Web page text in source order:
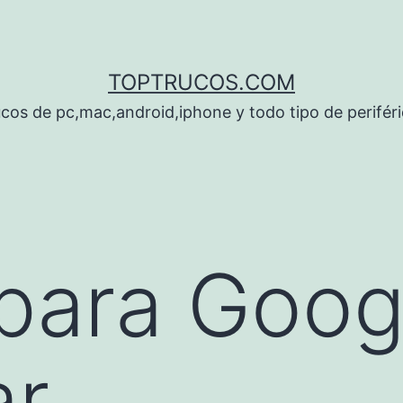
TOPTRUCOS.COM
de pc,mac,android,iphone y todo tipo de